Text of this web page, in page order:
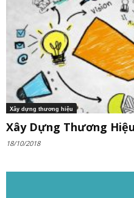
Xây dựng thương hiệu
Xây Dựng Thương
18/10/2018